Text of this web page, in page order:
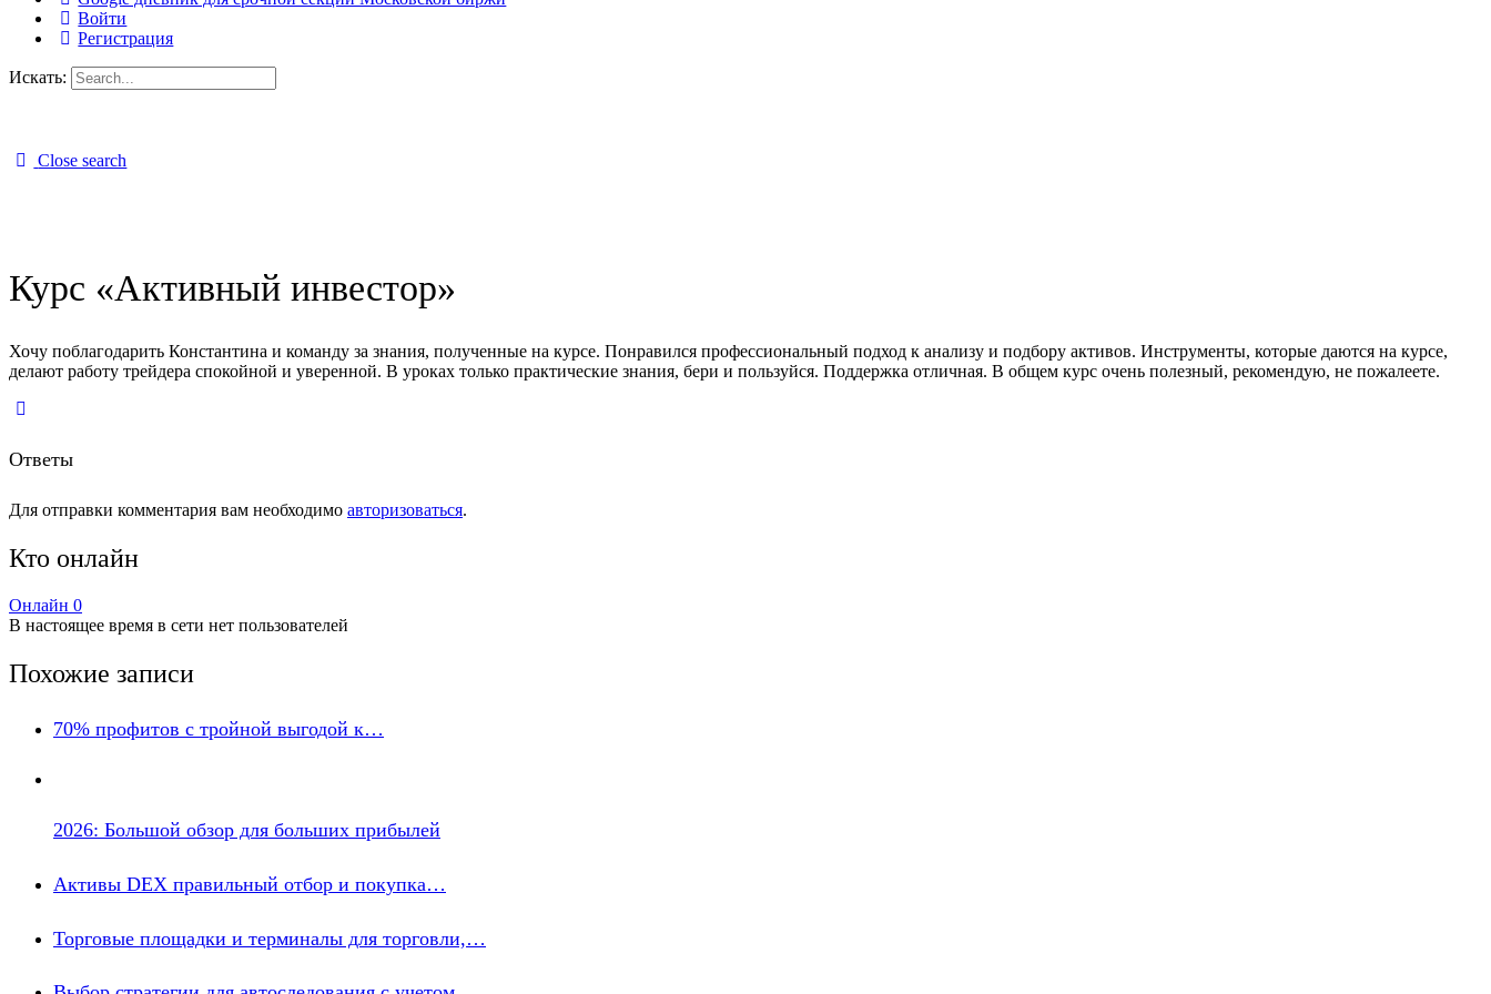
Войти
Регистрация
Искать:
Close search
Курс «Активный инвестор»
Хочу поблагодарить Константина и команду за знания, полученные на курсе. Понравился профессиональный подход к анализу и подбору активов. Инструменты, которые даются на курсе,
делают работу трейдера спокойной и уверенной. В уроках только практические знания, бери и пользуйся. Поддержка отличная. В общем курс очень полезный, рекомендую, не пожалеете.
Ответы
Для отправки комментария вам необходимо авторизоваться.
Кто онлайн
Онлайн 0
В настоящее время в сети нет пользователей
Похожие записи
70% профитов с тройной выгодой к…
2026: Большой обзор для больших прибылей
Активы DEX правильный отбор и покупка…
Торговые площадки и терминалы для торговли,…